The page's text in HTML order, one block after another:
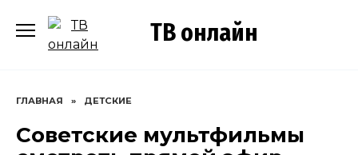
содержанию
ТВ онлайн
ГЛАВНАЯ » ДЕТСКИЕ
Советские мультфильмы